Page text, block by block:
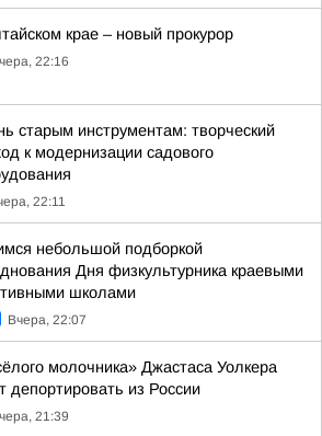
крае – новый прокурор
22:16
старым инструментам: творческий
к модернизации садового
22:11
небольшой подборкой
Дня физкультурника краевыми
школами
Вчера, 22:07
молочника» Джастаса Уолкера
депортировать из России
21:39